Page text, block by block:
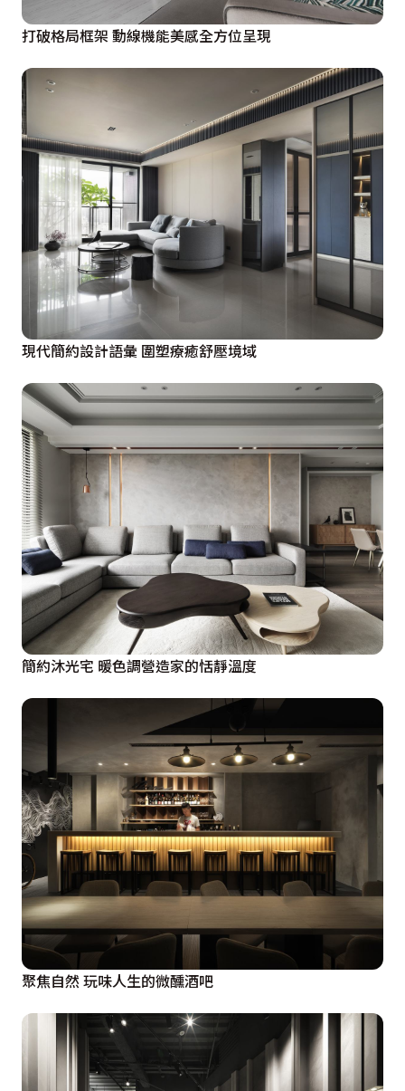
打破格局框架 動線機能美感全方位呈現
現代簡約設計語彙 圍塑療癒舒壓境域
簡約沐光宅 暖色調營造家的恬靜溫度
聚焦自然 玩味人生的微醺酒吧